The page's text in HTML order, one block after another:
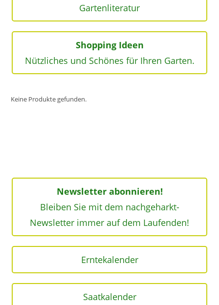
Gartenliteratur
Shopping Ideen
Nützliches und Schönes für Ihren Garten.
Keine Produkte gefunden.
Newsletter abonnieren!
Bleiben Sie mit dem nachgeharkt-
Newsletter immer auf dem Laufenden!
Erntekalender
Saatkalender